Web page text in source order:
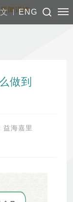
ENG
新闻详情
做到
益海嘉里